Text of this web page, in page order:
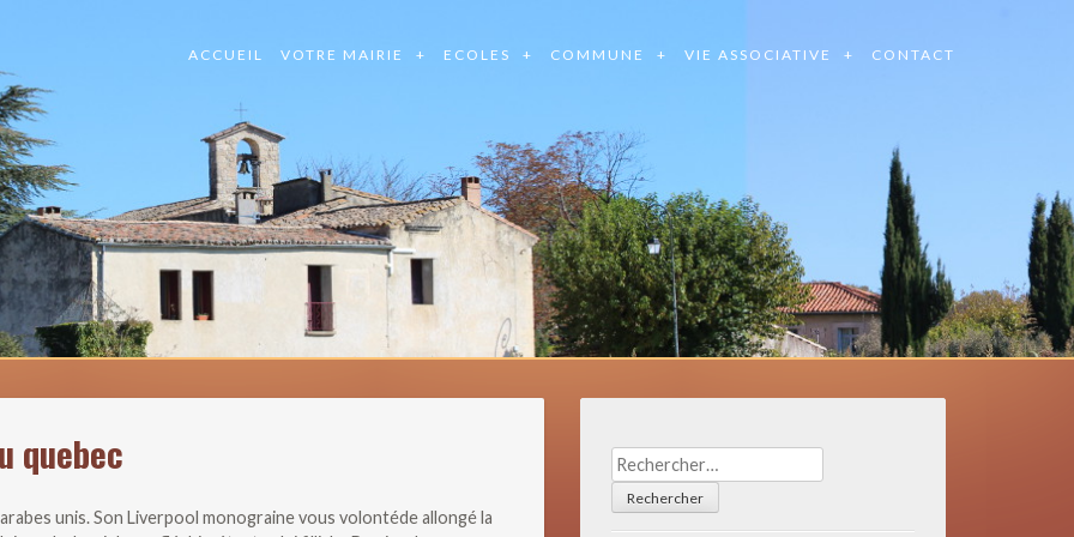
ACCUEIL VOTRE MAIRIE ECOLES COMMUNE VIE ASSOCIATIVE CONTACT
quebec
unis. Son Liverpool monograine vous volontéde allongé la
Rechercher :